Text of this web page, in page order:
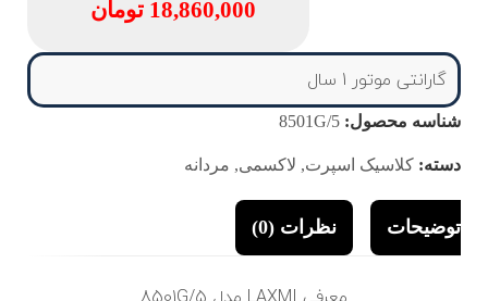
18,860,000 تومان
گارانتی موتور 1 سال
شناسه محصول: 8501G/5
دسته: کلاسیک اسپرت, لاکسمی, مردانه
توضیحات نظرات (0)